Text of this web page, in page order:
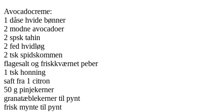
Avocadocreme:
1 dåse hvide bønner
2 modne avocadoer
2 spsk tahin
2 fed hvidløg
2 tsk spidskommen
flagesalt og friskkværnet peber
1 tsk honning
saft fra 1 citron
50 g pinjekerner
granatæblekerner til pynt
frisk mynte til pynt